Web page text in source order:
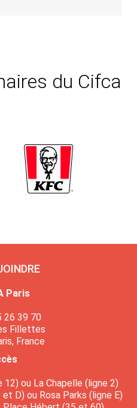
du Cifca
Paris
26 39 70
Fillettes
France
ou La Chapelle (ligne 2)
et D) ou Rosa Parks (ligne E)